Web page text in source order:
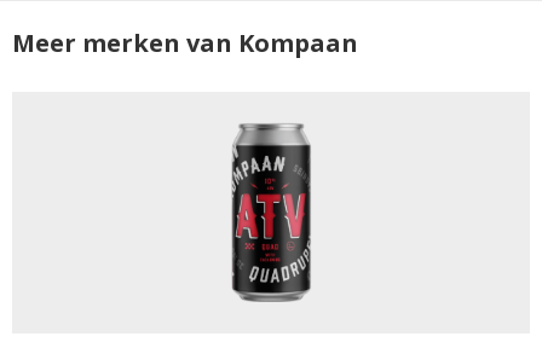
Meer merken van Kompaan